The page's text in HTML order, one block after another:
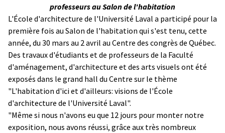
professeurs au Salon de l'habitation
L'École d'architecture de l'Université Laval a participé pour la
première fois au Salon de l'habitation qui s'est tenu, cette
année, du 30 mars au 2 avril au Centre des congrès de Québec.
Des travaux d'étudiants et de professeurs de la Faculté
d'aménagement, d'architecture et des arts visuels ont été
exposés dans le grand hall du Centre sur le thème
"L'habitation d'ici et d'ailleurs: visions de l'École
d'architecture de l'Université Laval".
"Même si nous n'avons eu que 12 jours pour monter notre
exposition, nous avons réussi, grâce aux très nombreux